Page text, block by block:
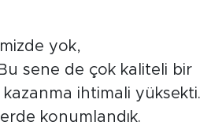
yok,
Bu sene de çok kaliteli bir
ihtimali yüksekti.
konumlandık.